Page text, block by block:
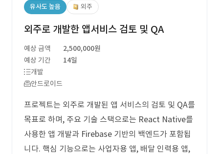
유사도 높음 외주
외주로 개발한 앱서비스 검토 및 QA
예상 금액
2,500,000원
예상 기간
14일
개발
안드로이드
프로젝트는 외주로 개발된 앱 서비스의 검토 및 QA를
목표로 하며, 주요 기술 스택으로는 React Native를
사용한 앱 개발과 Firebase 기반의 백엔드가 포함됩
니다. 핵심 기능으로는 사업자용 앱, 배달 인력용 앱,